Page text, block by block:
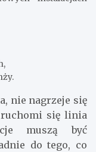
nie nagrzeje się
się linia
muszą być
do tego, co